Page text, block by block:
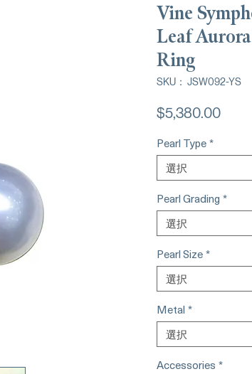
Vine
Leaf
Ring
SKU： JSW092-YS
$5,380.00価
Pearl Type*
選択
Pearl Grading *
選択
Pearl Size*
選択
Metal *
選択
Accessories *